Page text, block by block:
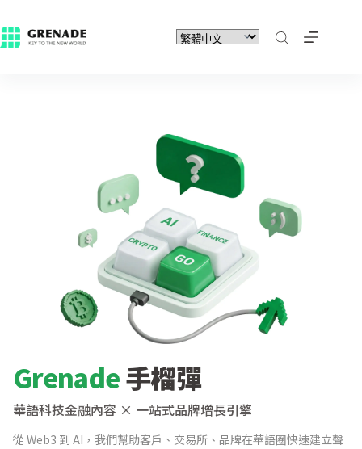
Grenade手榴彈
華語科技金融內容 × 一站式品牌增長引擎
從 Web3 到 AI，我們幫助客戶、交易所、品牌在華語圈快速建立聲